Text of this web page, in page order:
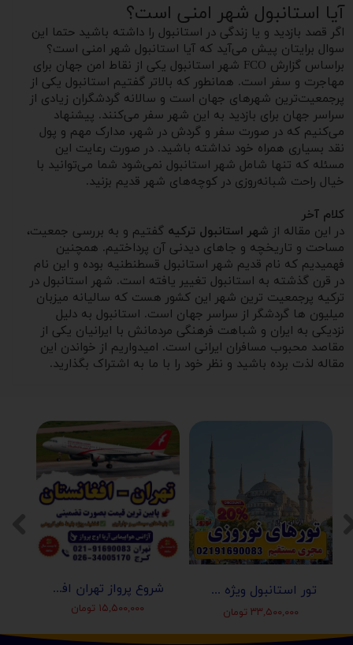
آیا استانبول شهر امنی است؟
اگر قصد بازدید و یا زندگی در استانبول را داشته باشید حتما این
سوال برایتان پیش می‌آید که آیا استانبول شهر امنی است؟
براساس گزارش FCO شهر استانبول یکی از نقاط امن جهان برای
مهاجرت و سفر است. همانطور که بالاتر گفتیم استانبول یکی از
پرجمعیت‌ترین شهرهای جهان است و سالانه گردشگران زیادی از
سراسر جهان برای بازدید به این شهر سفر می‌کنند. پیشنهاد
می‌کنیم که در صورت سفر و گردش در شهر، مدارک مهم و پول
نقد بسیاری همراه خود نداشته باشید. در صورت رعایت این
مسئله که تنها شامل شهر استانبول نمی‌شود شما می‌توانید با
خیال راحت شبانه‌روزی در کوچه‌های شهر قدیم بزنید.
کلام آخر
در این مقاله از شهر استانبول ترکیه گفتیم و به بررسی جمعیت،
مساحت و تاریخچه و جاهای دیدنی آن پرداختیم. همچنین
فهمیدیم که نام قدیم شهر استانبول قسطنطنیه بوده و این نام
در قرن گذشته به استانبول تغییر یافته است. شهر استانبول در
ترکیه پرجمعیت ترین شهر این کشور هست که سالیانه میزبان
میلیون ها گردشگر از سراسر جهان است. استانبول به دلیل
نزدیکی به ایران و شباهت فرهنگی مردمانش با ایرانیان یکی از
مقاصد محبوب مسافران ایرانی است. امیدواریم از خواندن این
مقاله لذت برده باشید و نظر خود را با ما به اشتراک بگذارید.
شروع پرواز تهران افغانستان (کابل-مزارشریف-هرات-قندهار)
۱۵,۵۰۰,۰۰۰ تومان
تور استانبول ویژه عید نوروز 1405 | مجری مستقیم ✈️
۳۳,۵۰۰,۰۰۰ تومان